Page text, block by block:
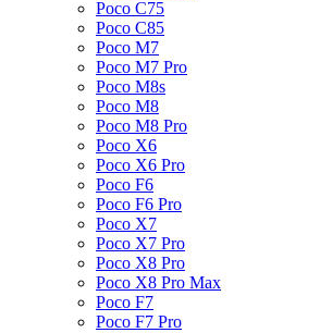
Poco C75
Poco C85
Poco M7
Poco M7 Pro
Poco M8s
Poco M8
Poco M8 Pro
Poco X6
Poco X6 Pro
Poco F6
Poco F6 Pro
Poco X7
Poco X7 Pro
Poco X8 Pro
Poco X8 Pro Max
Poco F7
Poco F7 Pro